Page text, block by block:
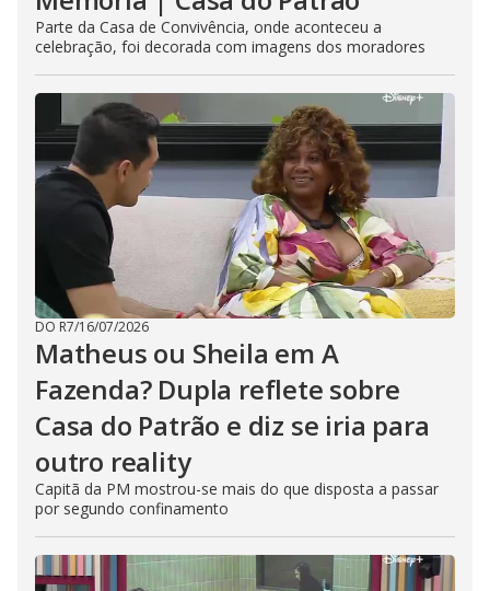
Parte da Casa de Convivência, onde aconteceu a
celebração, foi decorada com imagens dos moradores
DO R7/16/07/2026
Matheus ou Sheila em A
Fazenda? Dupla reflete sobre
Casa do Patrão e diz se iria para
outro reality
Capitã da PM mostrou-se mais do que disposta a passar
por segundo confinamento